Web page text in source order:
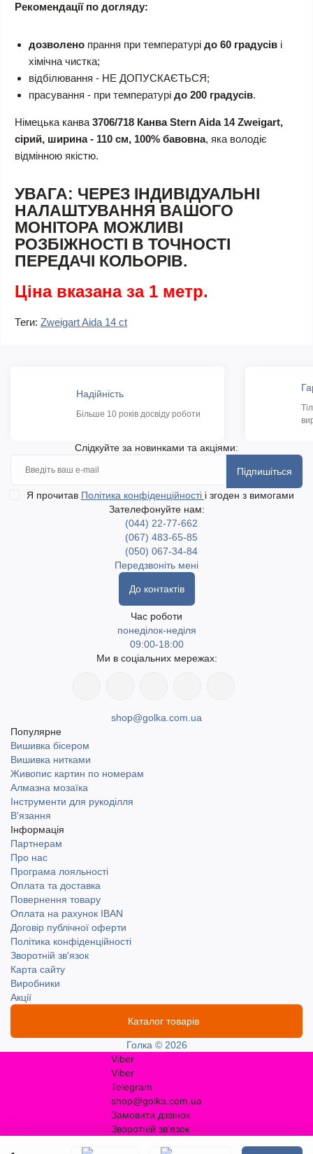
Рекомендації по догляду:
дозволено прання при температурі до 60 градусів і
хімічна чистка;
відбілювання - НЕ ДОПУСКАЄТЬСЯ;
прасування - при температурі до 200 градусів.
Німецька канва 3706/718 Канва Stern Aida 14 Zweigart,
сірий, ширина - 110 см, 100% бавовна, яка володіє
відмінною якістю.
УВАГА: ЧЕРЕЗ ІНДИВІДУАЛЬНІ
НАЛАШТУВАННЯ ВАШОГО
МОНІТОРА МОЖЛИВІ
РОЗБІЖНОСТІ В ТОЧНОСТІ
ПЕРЕДАЧІ КОЛЬОРІВ.
Ціна вказана за 1 метр.
Теги: Zweigart Aida 14 ct
Надійність
Більше 10 років досвіду роботи
Слідкуйте за новинками та акціями:
Підпишіться
Я прочитав Політика конфіденційності і згоден з вимогами
Зателефонуйте нам:
(044) 22-77-662
(067) 483-65-85
(050) 067-34-84
Передзвоніть мені
До контактів
Час роботи
понеділок-неділя
09:00-18:00
Ми в соціальних мережах:
shop@golka.com.ua
Популярне
Вишивка бісером
Вишивка нитками
Живопис картин по номерам
Алмазна мозаїка
Інструменти для рукоділля
В'язання
Інформація
Партнерам
Про нас
Програма лояльності
Оплата та доставка
Повернення товару
Оплата на рахунок IBAN
Договір публічної оферти
Політика конфіденційності
Зворотній зв'язок
Карта сайту
Виробники
Акції
Каталог товарів
Голка © 2026
Viber
Viber
Telegram
shop@golka.com.ua
Замовити дзвінок
Зворотній зв'язок